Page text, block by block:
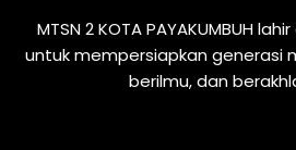
MTSN 2 KOTA PAYAKUMBUH
untuk mempersiapkan generasi
berilmu, dan